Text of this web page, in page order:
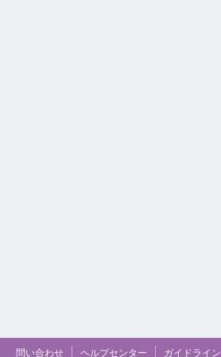
問い合わせ ヘルプセンター ガイドライン